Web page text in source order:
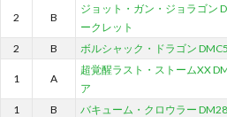
2 B
ジョット・ガン・ジョラゴン
ークレット
2 B ボルシャック・ドラゴン
1 A
超覚醒ラスト・ストームXX
ア
1 B バキューム・クロウラー